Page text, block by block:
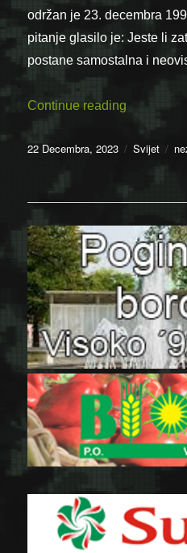
održan je 23. decembra
pitanje glasilo je: Jeste li
postane samostalna i
Continue reading
Posted
22 Decembra, 2023 Categories
Svijet